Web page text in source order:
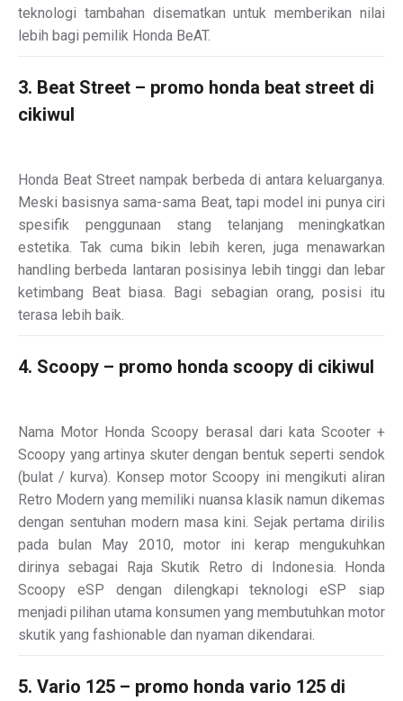
teknologi tambahan disematkan untuk memberikan nilai
lebih bagi pemilik Honda BeAT.
3. Beat Street – promo honda beat street di
cikiwul
Honda Beat Street nampak berbeda di antara keluarganya.
Meski basisnya sama-sama Beat, tapi model ini punya ciri
spesifik penggunaan stang telanjang meningkatkan
estetika. Tak cuma bikin lebih keren, juga menawarkan
handling berbeda lantaran posisinya lebih tinggi dan lebar
ketimbang Beat biasa. Bagi sebagian orang, posisi itu
terasa lebih baik.
4. Scoopy – promo honda scoopy di cikiwul
Nama Motor Honda Scoopy berasal dari kata Scooter +
Scoopy yang artinya skuter dengan bentuk seperti sendok
(bulat / kurva). Konsep motor Scoopy ini mengikuti aliran
Retro Modern yang memiliki nuansa klasik namun dikemas
dengan sentuhan modern masa kini. Sejak pertama dirilis
pada bulan May 2010, motor ini kerap mengukuhkan
dirinya sebagai Raja Skutik Retro di Indonesia. Honda
Scoopy eSP dengan dilengkapi teknologi eSP siap
menjadi pilihan utama konsumen yang membutuhkan motor
skutik yang fashionable dan nyaman dikendarai.
5. Vario 125 – promo honda vario 125 di